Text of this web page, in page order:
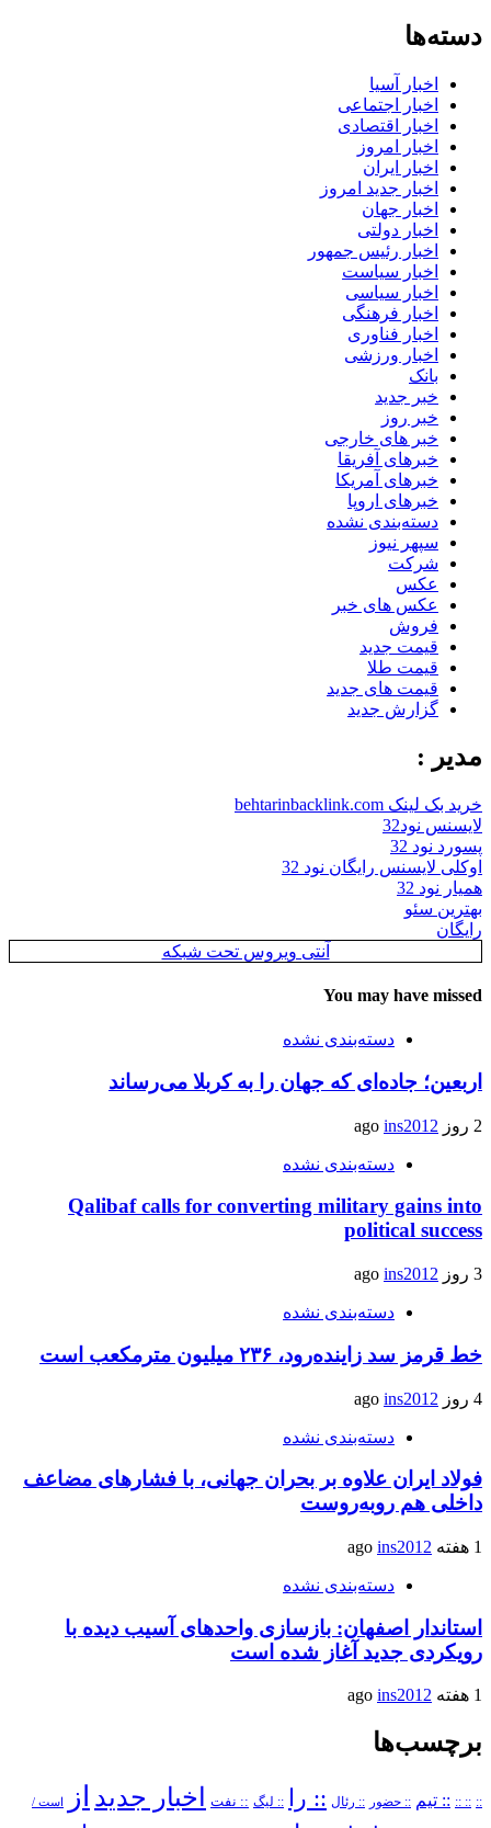
دسته‌ها
اخبار آسیا
اخبار اجتماعی
اخبار اقتصادی
اخبار امروز
اخبار ایران
اخبار جدید امروز
اخبار جهان
اخبار دولتی
اخبار رئیس جمهور
اخبار سیاست
اخبار سیاسی
اخبار فرهنگی
اخبار فناوری
اخبار ورزشی
بانک
خبر جدید
خبر روز
خبر های خارجی
خبرهای آفریقا
خبرهای آمریکا
خبرهای اروپا
دسته‌بندی نشده
سپهر نیوز
شرکت
عکس
عکس های خبر
فروش
قیمت جدید
قیمت طلا
قیمت های جدید
گزارش جدید
مدیر :
خرید بک لینک behtarinbacklink.com
لایسنس نود32
پسورد نود 32
اوکلی لایسنس رایگان نود 32
همیار نود 32
بهترین سئو
رایگان
آنتی ویروس تحت شبکه
You may have missed
دسته‌بندی نشده
اربعین؛ جاده‌ای که جهان را به کربلا می‌رساند
2 روز ago ins2012
دسته‌بندی نشده
Qalibaf calls for converting military gains into
political success
3 روز ago ins2012
دسته‌بندی نشده
خط قرمز سد زاینده‌رود، ۲۳۶ میلیون مترمکعب است
4 روز ago ins2012
دسته‌بندی نشده
فولاد ایران علاوه بر بحران جهانی، با فشارهای مضاعف
داخلی هم روبه‌روست
1 هفته ago ins2012
دسته‌بندی نشده
استاندار اصفهان: بازسازی واحدهای آسیب دیده با
رویکردی جدید آغاز شده است
1 هفته ago ins2012
برچسب‌ها
::
:: :: :: تیم :: حضور :: رئال :: را :: لیگ :: نفت اخبار جدید از است /